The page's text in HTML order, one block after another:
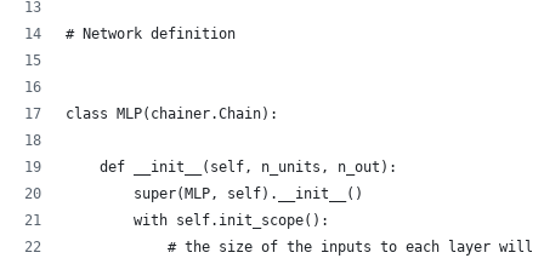
# Network definition
class MLP(chainer.Chain):
    def __init__(self, n_units, n_out):
        super(MLP, self).__init__()
        with self.init_scope():
# the size of the inputs to each layer will